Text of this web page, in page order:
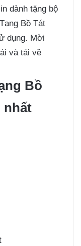
dành tặng bộ
Bồ Tát
dụng. Mời
và tải về
Bồ
nhất